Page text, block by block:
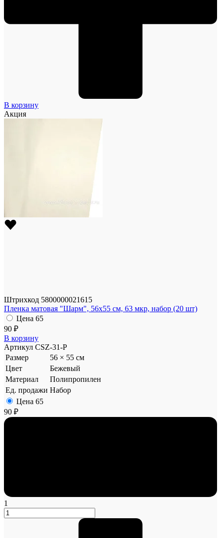
В корзину
Акция
Штрихкод 5800000021615
Пленка матовая "Шарм", 56x55 см, 63 мкр, набор (20 шт)
Цена 65
90 ₽
В корзину
Артикул CSZ-31-P
Размер
56 × 55 см
Цвет
Бежевый
Материал
Полипропилен
Ед. продажи Набор
Цена 65
90 ₽
1